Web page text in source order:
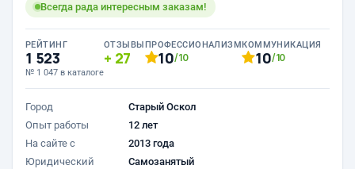
Всегда рада интересным заказам!
РЕЙТИНГ
1 523
№ 1 047 в каталоге
ОТЗЫВЫ
27
ПРОФЕССИОНАЛИЗМ
10/10
КОММУНИКАЦИЯ
10/10
Город
Старый Оскол
Опыт работы
12 лет
На сайте с
2013 года
Юридический
Самозанятый